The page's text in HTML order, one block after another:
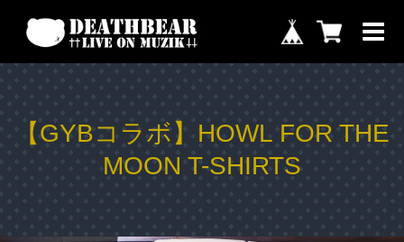
【GYBコラボ】HOWL FOR THE
MOON T-SHIRTS